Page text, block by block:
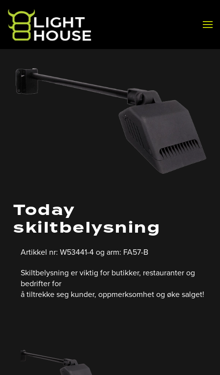
Skip to main content
Today
skiltbelysning
Artikkel nr: W53441-4 og arm: FA57-B
Skiltbelysning er viktig for butikker, restauranter og
bedrifter for
å tiltrekke seg kunder, oppmerksomhet og øke salget!